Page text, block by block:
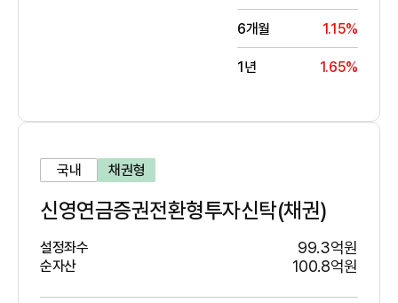
6개월 1.15%
1년 1.65%
국내 채권형
신영연금증권전환형투자신탁(채권)
설정좌수 99.3억원
순자산 100.8억원